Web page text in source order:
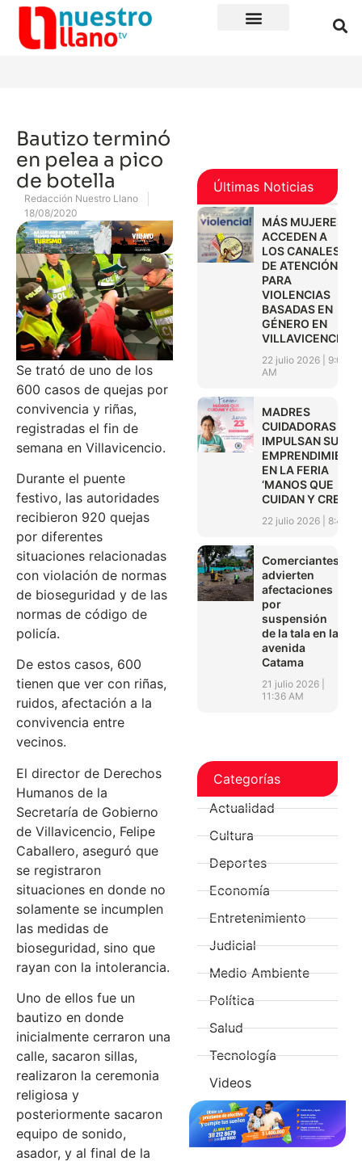
Bautizo terminó
en pelea a pico
de botella
Redacción Nuestro Llano
18/08/2020
Se trató de uno de los
600 casos de quejas por
convivencia y riñas,
registradas el fin de
semana en Villavicencio.
Durante el puente
festivo, las autoridades
recibieron 920 quejas
por diferentes
situaciones relacionadas
con violación de normas
de bioseguridad y de las
normas de código de
policía.
De estos casos, 600
tienen que ver con riñas,
ruidos, afectación a la
convivencia entre
vecinos.
El director de Derechos
Humanos de la
Secretaría de Gobierno
de Villavicencio, Felipe
Caballero, aseguró que
se registraron
situaciones en donde no
solamente se incumplen
las medidas de
bioseguridad, sino que
rayan con la intolerancia.
Uno de ellos fue un
bautizo en donde
inicialmente cerraron una
calle, sacaron sillas,
realizaron la ceremonia
religiosa y
posteriormente sacaron
equipo de sonido,
asador, y al final de la
Últimas Noticias
MÁS MUJERES
ACCEDEN A
LOS CANALES
DE ATENCIÓN
PARA
VIOLENCIAS
BASADAS EN
GÉNERO EN
VILLAVICENCIO
22 julio 2026
9:01
AM
MADRES
CUIDADORAS
IMPULSAN SUS
EN LA FERIA
‘MANOS QUE
CUIDAN Y CREAN’
22 julio 2026 8:45
Comerciantes
advierten
afectaciones
por
suspensión
de la tala en la
avenida
Catama
21 julio 2026
11:36 AM
Categorías
Actualidad
Cultura
Deportes
Economía
Entretenimiento
Judicial
Medio Ambiente
Política
Salud
Tecnología
Videos